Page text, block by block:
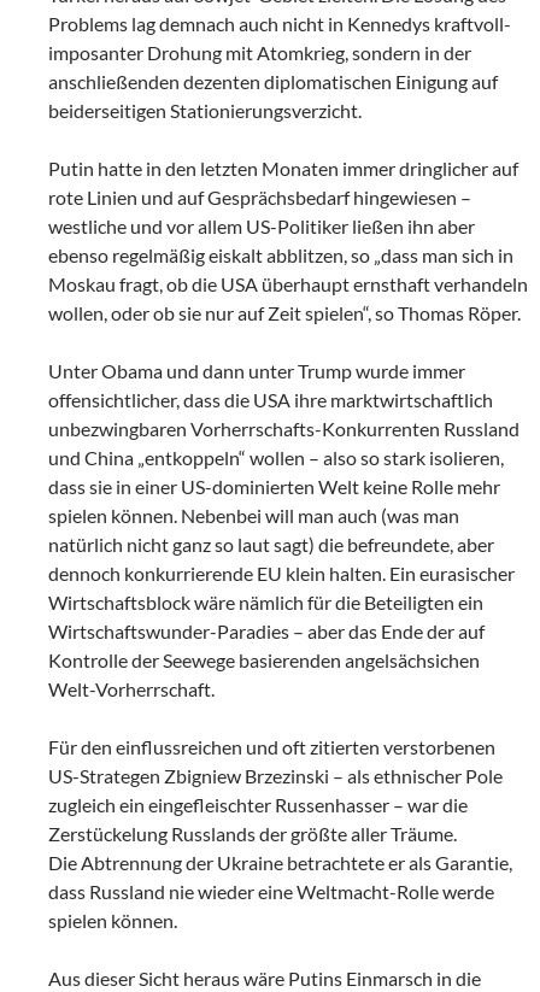
Problems lag demnach auch nicht in Kennedys kraftvoll-
imposanter Drohung mit Atomkrieg, sondern in der
anschließenden dezenten diplomatischen Einigung auf
beiderseitigen Stationierungsverzicht.
Putin hatte in den letzten Monaten immer dringlicher auf
rote Linien und auf Gesprächsbedarf hingewiesen –
westliche und vor allem US-Politiker ließen ihn aber
ebenso regelmäßig eiskalt abblitzen, so „dass man sich in
Moskau fragt, ob die USA überhaupt ernsthaft verhandeln
wollen, oder ob sie nur auf Zeit spielen“, so Thomas Röper.
Unter Obama und dann unter Trump wurde immer
offensichtlicher, dass die USA ihre marktwirtschaftlich
unbezwingbaren Vorherrschafts-Konkurrenten Russland
und China „entkoppeln“ wollen – also so stark isolieren,
dass sie in einer US-dominierten Welt keine Rolle mehr
spielen können. Nebenbei will man auch (was man
natürlich nicht ganz so laut sagt) die befreundete, aber
dennoch konkurrierende EU klein halten. Ein eurasischer
Wirtschaftsblock wäre nämlich für die Beteiligten ein
Wirtschaftswunder-Paradies – aber das Ende der auf
Kontrolle der Seewege basierenden angelsächsichen
Welt-Vorherrschaft.
Für den einflussreichen und oft zitierten verstorbenen
US-Strategen Zbigniew Brzezinski – als ethnischer Pole
zugleich ein eingefleischter Russenhasser – war die
Zerstückelung Russlands der größte aller Träume.
Die Abtrennung der Ukraine betrachtete er als Garantie,
dass Russland nie wieder eine Weltmacht-Rolle werde
spielen können.
Aus dieser Sicht heraus wäre Putins Einmarsch in die